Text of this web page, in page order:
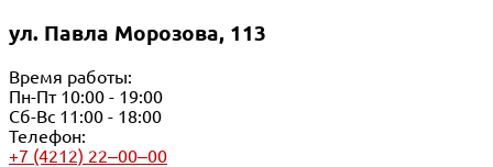
ул. Павла Морозова, 113
Время работы:
Пн-Пт 10:00 - 19:00
Сб-Вс 11:00 - 18:00
Телефон:
+7 (4212) 22‒00‒00